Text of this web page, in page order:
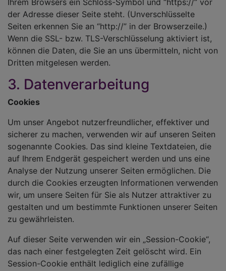
Ihrem Browsers ein Schloss-Symbol und “https://” vor
der Adresse dieser Seite steht. (Unverschlüsselte
Seiten erkennen Sie an “http://” in der Browserzeile.)
Wenn die SSL- bzw. TLS-Verschlüsselung aktiviert ist,
können die Daten, die Sie an uns übermitteln, nicht von
Dritten mitgelesen werden.
3. Datenverarbeitung
Cookies
Um unser Angebot nutzerfreundlicher, effektiver und
sicherer zu machen, verwenden wir auf unseren Seiten
sogenannte Cookies. Das sind kleine Textdateien, die
auf Ihrem Endgerät gespeichert werden und uns eine
Analyse der Nutzung unserer Seiten ermöglichen. Die
durch die Cookies erzeugten Informationen verwenden
wir, um unsere Seiten für Sie als Nutzer attraktiver zu
gestalten und um bestimmte Funktionen unserer Seiten
zu gewährleisten.
Auf dieser Seite verwenden wir ein „Session-Cookie“,
das nach einer festgelegten Zeit gelöscht wird. Ein
Session-Cookie enthält lediglich eine zufällige